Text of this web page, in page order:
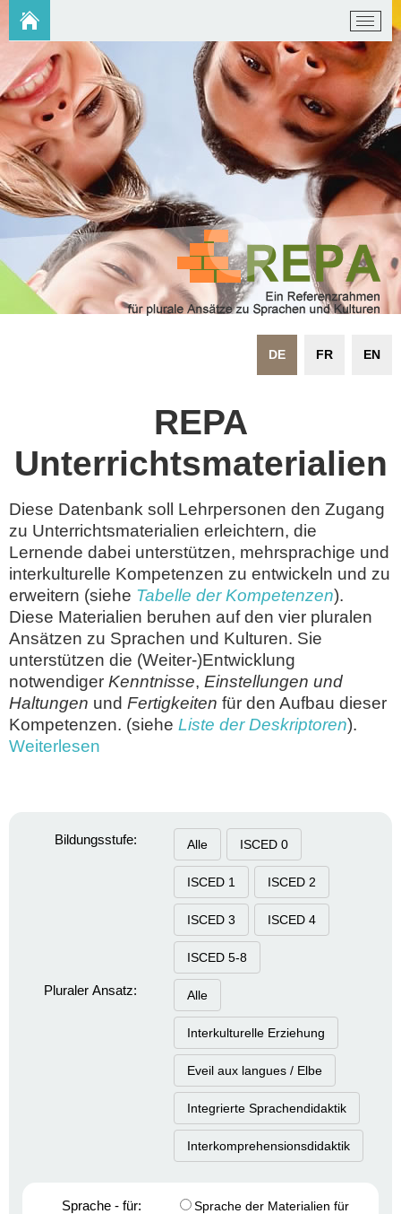
EN
FR
DE
REPA
Unterrichtsmaterialien
Diese Datenbank soll Lehrpersonen den Zugang
zu Unterrichtsmaterialien erleichtern, die
Lernende dabei unterstützen, mehrsprachige und
interkulturelle Kompetenzen zu entwickeln und zu
erweitern (siehe Tabelle der Kompetenzen).
Diese Materialien beruhen auf den vier pluralen
Ansätzen zu Sprachen und Kulturen. Sie
unterstützen die (Weiter-)Entwicklung
notwendiger Kenntnisse, Einstellungen und
Haltungen und Fertigkeiten für den Aufbau dieser
Kompetenzen. (siehe Liste der Deskriptoren).
Weiterlesen
Bildungsstufe: Alle ISCED 0
ISCED 1 ISCED 2
ISCED 3 ISCED 4
ISCED 5-8
Pluraler Ansatz: Alle
Interkulturelle Erziehung
Eveil aux langues / Elbe
Integrierte Sprachendidaktik
Interkomprehensionsdidaktik
Sprache - für:
Sprache der Materialien für